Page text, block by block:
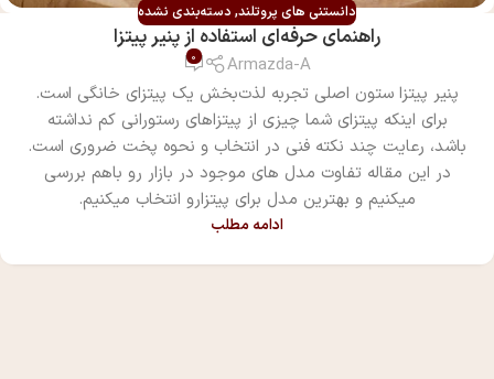
دانستنی های پروتلند, دسته‌بندی نشده
راهنمای حرفه‌ای استفاده از پنیر پیتزا
Armazda-A
0
پنیر پیتزا ستون اصلی تجربه لذت‌بخش یک پیتزای خانگی است.
برای اینکه پیتزای شما چیزی از پیتزاهای رستورانی کم نداشته
باشد، رعایت چند نکته فنی در انتخاب و نحوه پخت ضروری است.
در این مقاله تفاوت مدل های موجود در بازار رو باهم بررسی
میکنیم و بهترین مدل برای پیتزارو انتخاب میکنیم.
ادامه مطلب